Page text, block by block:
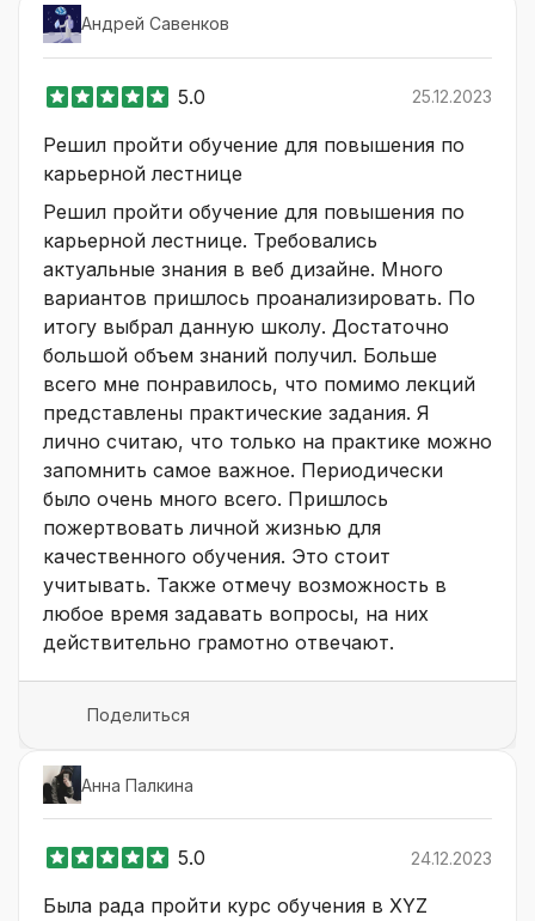
Андрей Савенков
5.0 25.12.2023
Решил пройти обучение для повышения по
карьерной лестнице
Решил пройти обучение для повышения по
карьерной лестнице. Требовались
актуальные знания в веб дизайне. Много
вариантов пришлось проанализировать. По
итогу выбрал данную школу. Достаточно
большой объем знаний получил. Больше
всего мне понравилось, что помимо лекций
представлены практические задания. Я
лично считаю, что только на практике можно
запомнить самое важное. Периодически
было очень много всего. Пришлось
пожертвовать личной жизнью для
качественного обучения. Это стоит
учитывать. Также отмечу возможность в
любое время задавать вопросы, на них
действительно грамотно отвечают.
Поделиться
Анна Палкина
5.0 24.12.2023
Была рада пройти курс обучения в XYZ